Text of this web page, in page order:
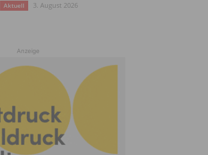
Aktuell 3. August 2026
Anzeige